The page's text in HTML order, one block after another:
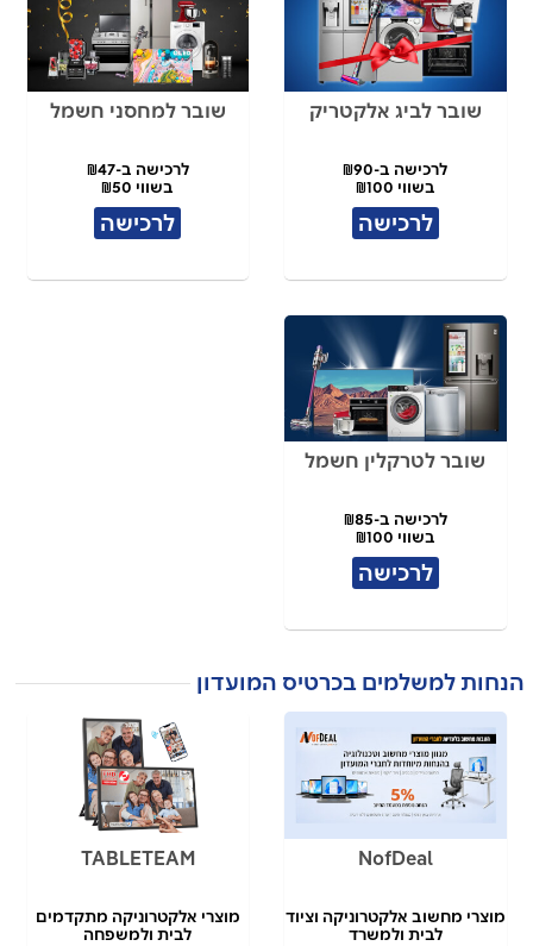
שובר לביג אלקטריק
לרכישה ב-₪90
בשווי ₪100
לרכישה
שובר למחסני חשמל
לרכישה ב-₪47
בשווי ₪50
לרכישה
שובר לטרקלין חשמל
לרכישה ב-₪85
בשווי ₪100
לרכישה
הנחות למשלמים בכרטיס המועדון
NofDeal
מוצרי מחשוב אלקטרוניקה וציוד
לבית ולמשרד
TABLETEAM
מוצרי אלקטרוניקה מתקדמים
לבית ולמשפחה